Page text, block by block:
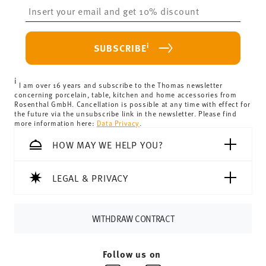
Delivery costs under 69,90 €:If the value of your
purchase is less than 69,90 €, delivery charges will apply.
For Germany, these are 4,90 €. For all other countries, you
can view the delivery costs
delivery is free of charge.
Switzerland:delivery is free of charge for orders over
69,90 CHF. If the value of your purchase is less than
69,90 CHF, delivery charges are 36,90 CHF.
Tracking:You will receive a tracking code by e-mail as
Delivery time: 3-5 working days for delivery within
Germany for items in stock. You can view delivery times to
For returns, please use ourreturns service
SUBSCRIBEi
i I am over 16 years and subscribe to the Thomas newsletter
concerning porcelain, table, kitchen and home accessories from
Rosenthal GmbH. Cancellation is possible at any time with effect for
the future via the unsubscribe link in the newsletter. Please find
more information here: Data Privacy
HOW MAY WE HELP YOU?
LEGAL & PRIVACY
WITHDRAW CONTRACT
Follow us on